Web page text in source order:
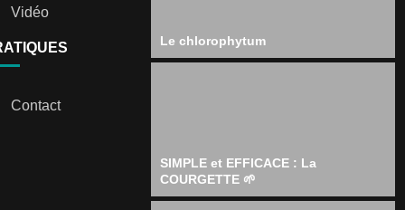
Vidéo
Contact
Le chlorophytum
SIMPLE et EFFICACE : La
COURGETTE 🌱